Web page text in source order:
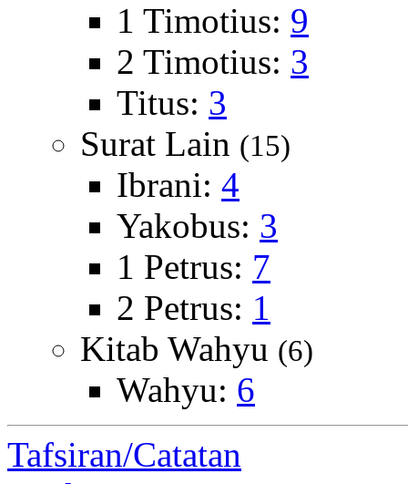
1 Timotius: 9
2 Timotius: 3
Titus: 3
Surat Lain (15)
Ibrani: 4
Yakobus: 3
1 Petrus: 7
2 Petrus: 1
Kitab Wahyu (6)
Wahyu: 6
Tafsiran/Catatan